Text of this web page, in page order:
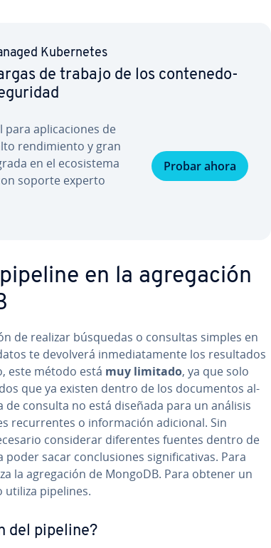
Ku­be­r­ne­tes
de trabajo de los co­n­te­ne­do­
para apli­ca­cio­nes de
re­n­di­mie­n­to y gran
en el eco­si­s­te­ma
soporte experto
Probar ahora
en la agre­ga­ción
de realizar búsquedas o consultas simples en
te devolverá in­me­dia­ta­me­n­te los re­su­l­ta­dos
este método está muy limitado, ya que solo
que ya existen dentro de los do­cu­me­n­tos al­
de consulta no está diseñada para un análisis
re­cu­rre­n­tes o in­fo­r­ma­ción adicional. Sin
co­n­si­de­rar di­fe­re­n­tes fuentes dentro de
poder sacar co­n­clu­sio­nes si­g­ni­fi­ca­ti­vas. Para
la agre­ga­ción de MongoDB. Para obtener un
utiliza pipelines.
del pipeline?